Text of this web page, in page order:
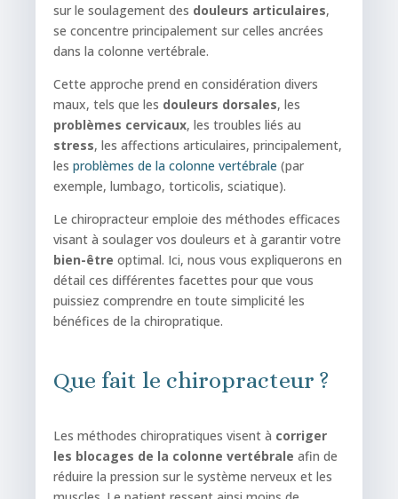
sur le soulagement des douleurs articulaires,
se concentre principalement sur celles ancrées
dans la colonne vertébrale.
Cette approche prend en considération divers
maux, tels que les douleurs dorsales, les
problèmes cervicaux, les troubles liés au
stress, les affections articulaires, principalement,
lesproblèmes de la colonne vertébrale (par
exemple, lumbago, torticolis, sciatique).
Le chiropracteur emploie des méthodes efficaces
visant à soulager vos douleurs et à garantir votre
bien-être optimal. Ici, nous vous expliquerons en
détail ces différentes facettes pour que vous
puissiez comprendre en toute simplicité les
bénéfices de la chiropratique.
Que fait le chiropracteur ?
Les méthodes chiropratiques visent à corriger
les blocages de la colonne vertébrale afin de
réduire la pression sur le système nerveux et les